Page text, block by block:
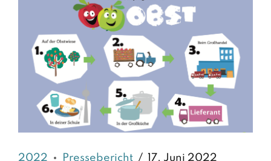
2022 Pressebericht 17. Juni 2022